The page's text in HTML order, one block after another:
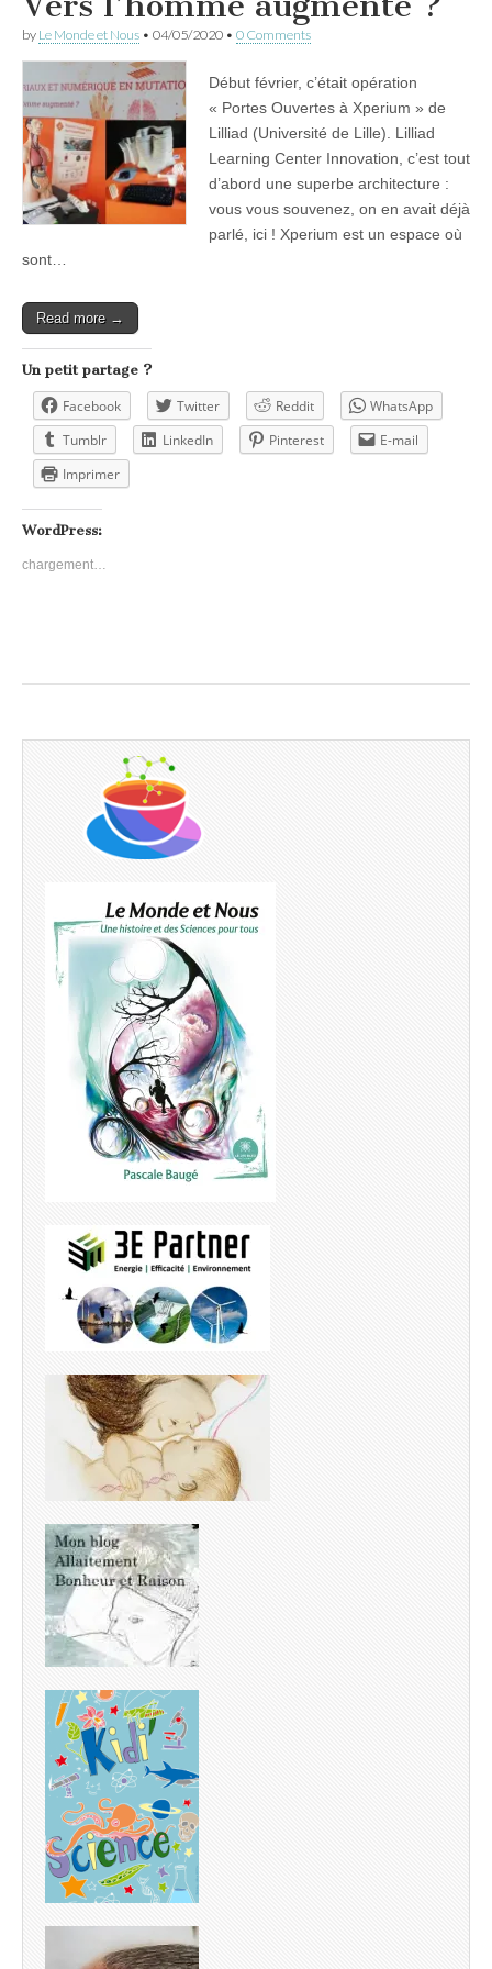
by Le Monde et Nous • 04/05/2020 • 0 Comments
Début février, c’était opération
« Portes Ouvertes à Xperium » de
Lilliad (Université de Lille). Lilliad
Learning Center Innovation, c’est tout
d’abord une superbe architecture :
vous vous souvenez, on en avait déjà
parlé, ici ! Xperium est un espace où
sont…
Read more →
Un petit partage ?
Facebook Twitter Reddit
WhatsApp
Tumblr
LinkedIn Pinterest
E-mail
Imprimer
WordPress:
chargement…